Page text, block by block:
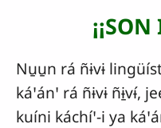
Nu̱u̱n rá ñɨvɨ
káꞌánꞌ rá ñɨvɨ
kuíni káchíꞌ-i ya